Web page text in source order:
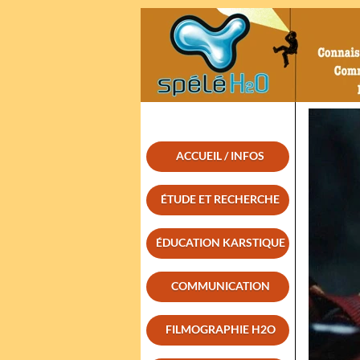
ACCUEIL / INFOS
ÉTUDE ET RECHERCHE
ÉDUCATION KARSTIQUE
COMMUNICATION
FILMOGRAPHIE H2O